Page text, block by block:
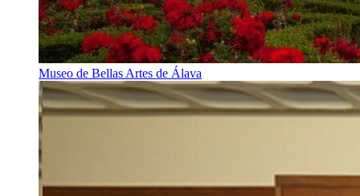
Museo de Bellas Artes de Álava